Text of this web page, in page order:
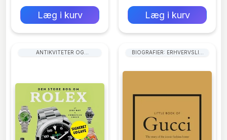
Læg i kurv Læg i kurv
ANTIKVITETER OG
BIOGRAFIER: ERHVERVSLIV